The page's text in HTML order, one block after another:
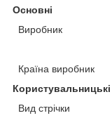
Основні
Виробник
Країна виробник
Вид стрічки